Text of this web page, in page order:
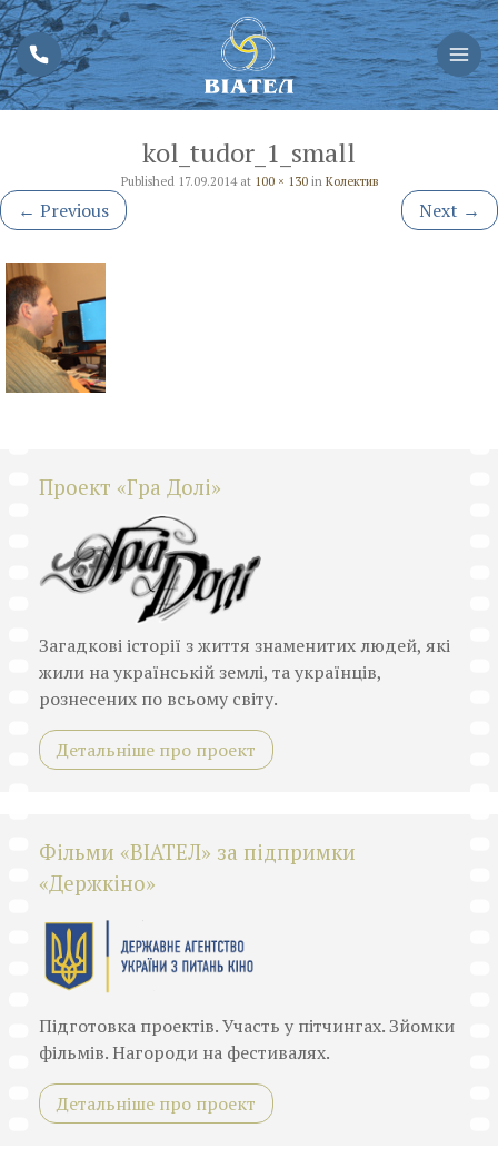
kol_tudor_1_small
Published 17.09.2014at 100 × 130in Колектив
← Previous Next →
Проект «Гра Долі»
Загадкові історії з життя знаменитих людей, які
жили на українській землі, та українців,
рознесених по всьому світу.
Детальніше про проект
Фільми «ВІАТЕЛ» за підпримки
«Держкіно»
Підготовка проектів. Участь у пітчингах. Зйомки
фільмів. Нагороди на фестивалях.
Детальніше про проект